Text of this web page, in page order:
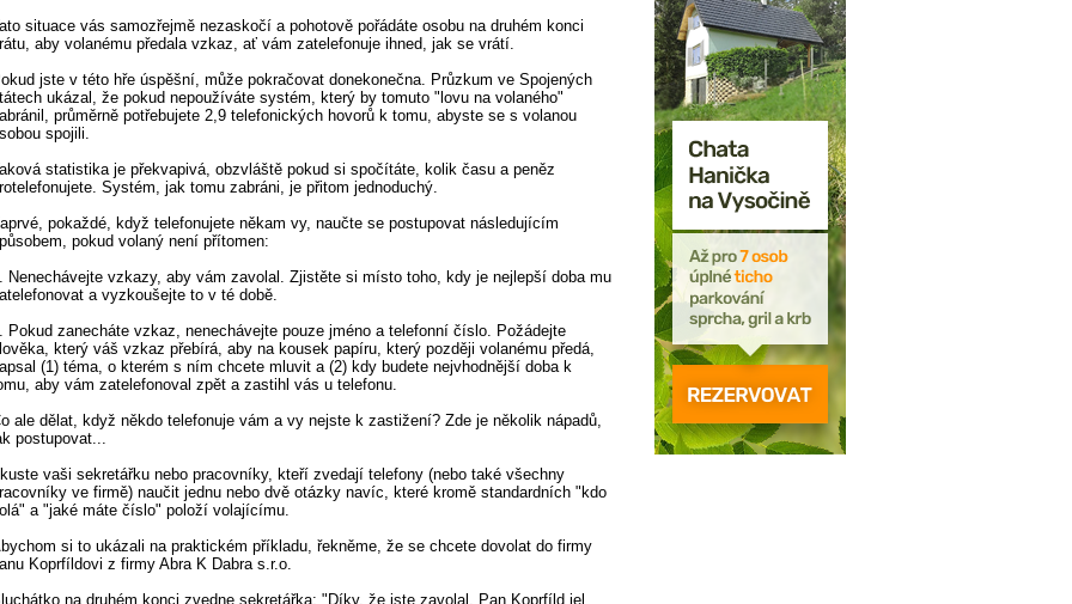
situace vás samozřejmě nezaskočí a pohotově pořádáte osobu na druhém konci
aby volanému předala vzkaz, ať vám zatelefonuje ihned, jak se vrátí.
jste v této hře úspěšní, může pokračovat donekonečna. Průzkum ve Spojených
ukázal, že pokud nepoužíváte systém, který by tomuto "lovu na volaného"
průměrně potřebujete 2,9 telefonických hovorů k tomu, abyste se s volanou
spojili.
statistika je překvapivá, obzvláště pokud si spočítáte, kolik času a peněz
Systém, jak tomu zabráni, je přitom jednoduchý.
pokaždé, když telefonujete někam vy, naučte se postupovat následujícím
pokud volaný není přítomen:
Nenechávejte vzkazy, aby vám zavolal. Zjistěte si místo toho, kdy je nejlepší doba mu
a vyzkoušejte to v té době.
Pokud zanecháte vzkaz, nenechávejte pouze jméno a telefonní číslo. Požádejte
který váš vzkaz přebírá, aby na kousek papíru, který později volanému předá,
(1) téma, o kterém s ním chcete mluvit a (2) kdy budete nejvhodnější doba k
aby vám zatelefonoval zpět a zastihl vás u telefonu.
ale dělat, když někdo telefonuje vám a vy nejste k zastižení? Zde je několik nápadů,
postupovat...
vaši sekretářku nebo pracovníky, kteří zvedají telefony (nebo také všechny
ve firmě) naučit jednu nebo dvě otázky navíc, které kromě standardních "kdo
a "jaké máte číslo" položí volajícímu.
si to ukázali na praktickém příkladu, řekněme, že se chcete dovolat do firmy
Koprfíldovi z firmy Abra K Dabra s.r.o.
na druhém konci zvedne sekretářka: "Díky, že jste zavolal. Pan Koprfíld jel